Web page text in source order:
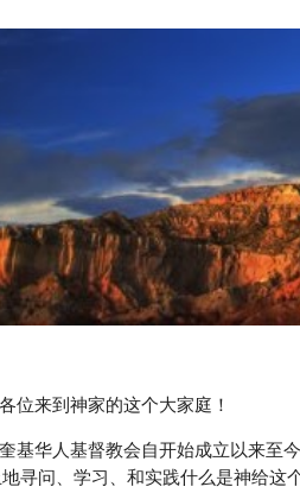
迎各位来到神家的这个大家庭！
寻问、学习、和实践什么是神给这